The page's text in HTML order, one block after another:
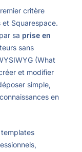
critère
Squarespace.
sa prise en
sans
(What
et modifier
simple,
en